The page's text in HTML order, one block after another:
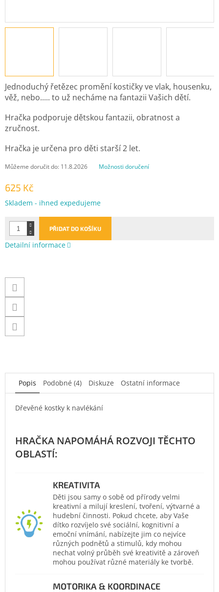
625 Kč
Měrná
Skladem - ihned expedujeme
Můžeme doručit do: 11.8.2026 Možnosti doručení
PŘIDAT DO KOŠÍKU
Jednoduchý řetězec promění kostičky ve vlak, housenku,
věž, nebo..... to už necháme na fantazii Vašich dětí.
Hračka podporuje dětskou fantazii, obratnost a
zručnost.
Hračka je určena pro děti starší 2 let.
Detailní informace
Popis Podobné (4) Diskuze Ostatní informace
Dřevěné kostky k navlékání
KREATIVITA
Děti jsou samy o sobě od přírody velmi
kreativní a milují kreslení, tvoření, výtvarné a
hudební činnosti. Pokud chcete, aby Vaše
dítko rozvíjelo své sociální, kognitivní a
emoční vnímání, nabízejte jim co nejvíce
různých podnětů a stimulů, kdy mohou
nechat volný průběh své kreativitě a zároveň
mohou používat různé materiály ke tvorbě.
MOTORIKA & KOORDINACE